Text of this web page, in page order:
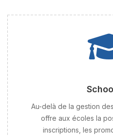
Au-delà de la gestion
offre aux écoles la
inscriptions, les